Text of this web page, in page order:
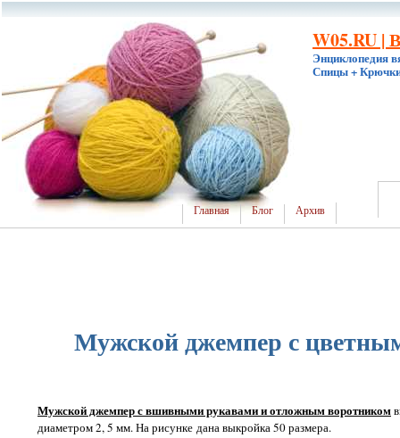
W05.RU |
Энциклопедия
Спицы +
Главная Блог Архив
Мужской джемпер с
Мужской джемпер с вшивными рукавами и отложным воротником
диаметром 2, 5 мм. На рисунке дана выкройка 50 размера.